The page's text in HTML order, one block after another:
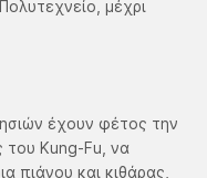
μέχρι
έχουν φέτος την
του Kung-Fu, να
πιάνου και κιθάρας,